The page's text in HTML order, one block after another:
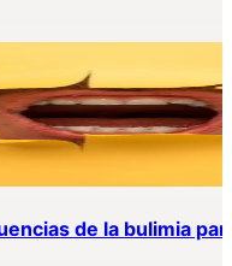
de la bulimia